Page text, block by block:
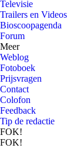
Televisie
Trailers en Videos
Bioscoopagenda
Forum
Meer
Weblog
Fotoboek
Prijsvragen
Contact
Colofon
Feedback
Tip de redactie
FOK!
FOK!